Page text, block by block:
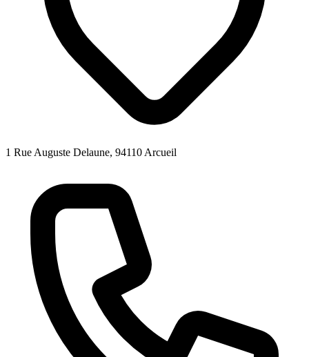
1 Rue Auguste Delaune, 94110 Arcueil